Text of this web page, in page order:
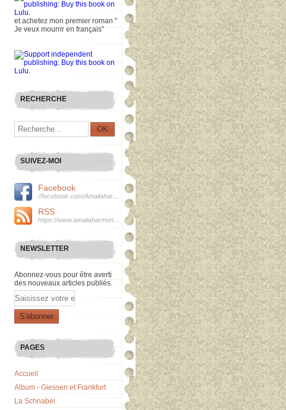
et achetez mon premier roman "
Je veux mourrir en français"
RECHERCHE
SUIVEZ-MOI
Facebook
RSS
NEWSLETTER
Abonnez-vous pour être averti
des nouveaux articles publiés.
Email
PAGES
Accueil
Album - Giessen et Frankfurt
La Schnabel